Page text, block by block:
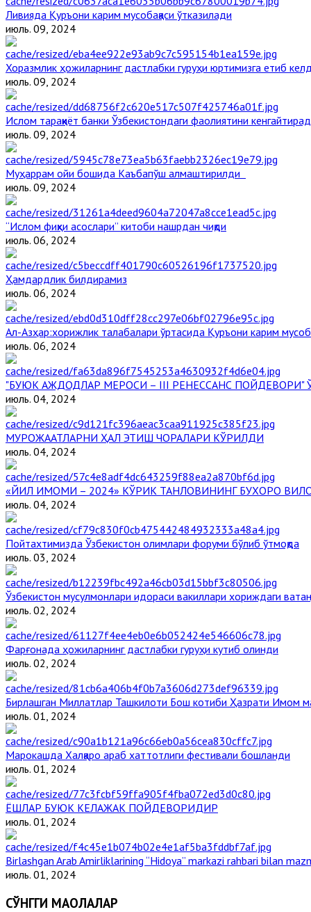
Ливияда Қуръони карим мусобақаси ўтказилади
июль. 09, 2024
Хоразмлик ҳожиларнинг дастлабки гуруҳи юртимизга етиб
июль. 09, 2024
Ислом тараққиёт банки Ўзбекистондаги фаолиятини
июль. 09, 2024
Муҳаррам ойи бошида Каъбапўш алмаштирилди
июль. 09, 2024
“Ислом фиқҳи асослари” китоби нашрдан чиқди
июль. 06, 2024
Ҳамдардлик билдирамиз
июль. 06, 2024
Aл-Aзҳар:хорижлик талабалари ўртасида Қуръони карим
июль. 06, 2024
"БУЮК АЖДОДЛАР МЕРОСИ – III РЕНЕССАНС
июль. 04, 2024
МУРОЖААТЛАРНИ ҲАЛ ЭТИШ ЧОРАЛАРИ КЎРИЛДИ
июль. 04, 2024
«ЙИЛ ИМОМИ – 2024» КЎРИК ТАНЛОВИНИНГ БУХОРО
июль. 04, 2024
Пойтахтимизда Ўзбекистон олимлари форуми бўлиб ўтмоқда
июль. 03, 2024
Ўзбекистон мусулмонлари идораси вакиллари хориждаги
июль. 02, 2024
Фарғонада ҳожиларнинг дастлабки гуруҳи кутиб олинди
июль. 02, 2024
Бирлашган Миллатлар Ташкилоти Бош котиби Ҳазрати Имом
июль. 01, 2024
Марокашда Халқаро араб хаттотлиги фестивали бошланди
июль. 01, 2024
ЁШЛАР БУЮК КЕЛАЖАК ПОЙДЕВОРИДИР
июль. 01, 2024
Birlashgan Arab Amirliklarining “Hidoya” markazi rahbari bilan
июль. 01, 2024
СЎНГГИ МАҚОЛАЛАР